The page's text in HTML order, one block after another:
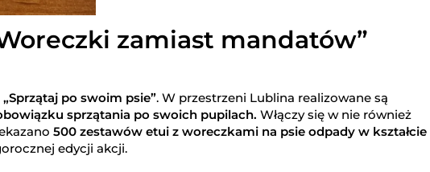
zamiast mandatów”
po swoim psie”. W przestrzeni Lublina realizowane są
sprzątania po swoich pupilach. Włączy się w nie również
500 zestawów etui z woreczkami na psie odpady w kształcie
edycji akcji.